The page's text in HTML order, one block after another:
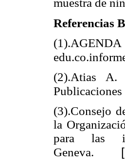
muestra de
Referencias
(2).Atias A.
Publicaciones
(3).Consejo
la
para las
Geneva. [